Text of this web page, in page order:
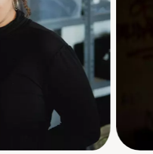
mye utstyr og ulike opplevelser.